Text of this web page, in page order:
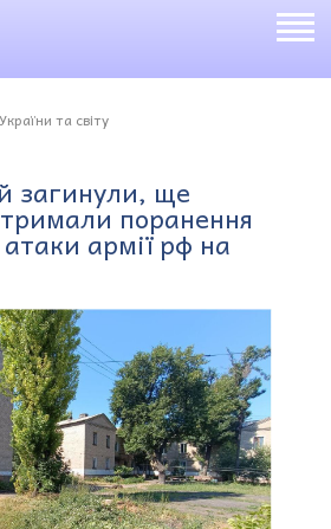
та світу
загинули, ще
поранення
армії рф на